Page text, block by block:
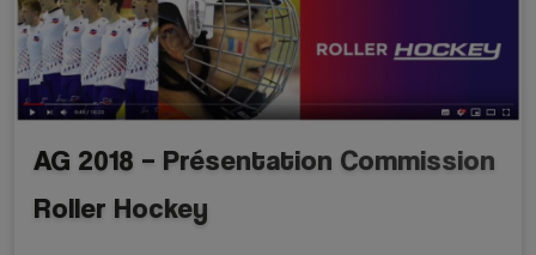
AG 2018 – Présentation Commission
Roller Hockey